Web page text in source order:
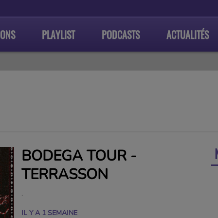
PLAYLIST PODCASTS ACTUALITÉS
BODEGA TOUR -
TERRASSON
.
IL Y A 1 SEMAINE